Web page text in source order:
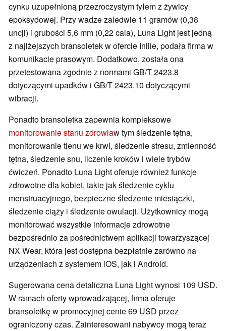
cynku uzupełnioną przezroczystym tyłem z żywicy
epoksydowej. Przy wadze zaledwie 11 gramów (0,38
uncji) i grubości 5,6 mm (0,22 cala), Luna Light jest jedną
z najlżejszych bransoletek w ofercie Inllie, podała firma w
komunikacie prasowym. Dodatkowo, została ona
przetestowana zgodnie z normami GB/T 2423.8
dotyczącymi upadków i GB/T 2423.10 dotyczącymi
wibracji.
Ponadto bransoletka zapewnia kompleksowe
monitorowanie stanu zdrowiaw tym śledzenie tętna,
monitorowanie tlenu we krwi, śledzenie stresu, zmienność
tętna, śledzenie snu, liczenie kroków i wiele trybów
ćwiczeń. Ponadto Luna Light oferuje również funkcje
zdrowotne dla kobiet, takie jak śledzenie cyklu
menstruacyjnego, bezpieczne śledzenie miesiączki,
śledzenie ciąży i śledzenie owulacji. Użytkownicy mogą
monitorować wszystkie informacje zdrowotne
bezpośrednio za pośrednictwem aplikacji towarzyszącej
NX Wear, która jest dostępna bezpłatnie zarówno na
urządzeniach z systemem iOS, jak i Android.
Sugerowana cena detaliczna Luna Light wynosi 109 USD.
W ramach oferty wprowadzającej, firma oferuje
bransoletkę w promocyjnej cenie 69 USD przez
ograniczony czas. Zainteresowani nabywcy mogą teraz